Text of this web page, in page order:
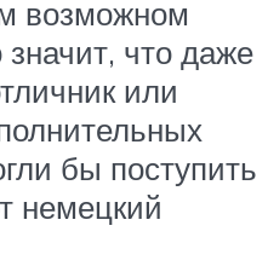
возможном
что даже
или
бы поступить
немецкий